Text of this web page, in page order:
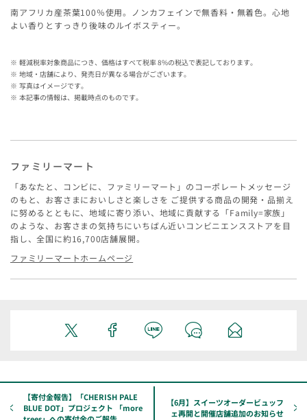
南アフリカ産茶葉100％使用。ノンカフェインで無香料・無着色。心地
よい香りとすっきり後味のルイボスティー。
軽減税率対象商品につき、価格はすべて税率 8%の税込で表記しております。
地域・店舗により、発売日が異なる場合がございます。
写真はイメージです。
本記事の情報は、掲載時点のものです。
ファミリーマート
「あなたと、コンビに、ファミリーマート」のコーポレートメッセージ
のもと、お客さまにおいしさと楽しさを ご提供する商品の開発・品揃え
に努めるとともに、地域に寄り添い、地域に貢献する「Family=家族」
のような、お客さまの気持ちにいちばん近いコンビニエンスストアを目
指し、全国に約16,700店舗展開。
ファミリーマートホームページ
【寄付金報告】「CHERISH PALE
BLUE DOT」プロジェクト 「more
【6月】スイーツオーダービュッフ
ェ再開と開催店舗追加のお知らせ